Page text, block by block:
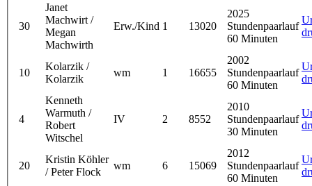
30
Janet
Machwirt /
Megan
Machwirth
Erw./Kind 1 13020
2025
Stundenpaarlauf
60 Minuten
10
Kolarzik /
Kolarzik
wm 1 16655
2002
Stundenpaarlauf
60 Minuten
4
Kenneth
Warmuth /
Robert
Witschel
IV 2 8552
2010
Stundenpaarlauf
30 Minuten
20
Kristin Köhler
/ Peter Flock
wm 6 15069
2012
Stundenpaarlauf
60 Minuten